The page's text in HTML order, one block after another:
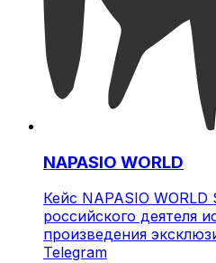
NAPASIO WORLD
Кейс NAPASIO WORLD
российского деятеля
произведения
Telegram